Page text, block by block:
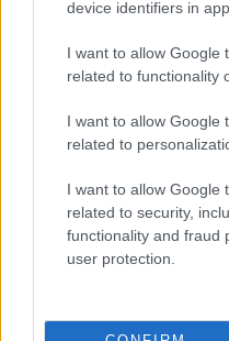
device identifiers in
I want to allow Google
related to functionality
I want to allow Google
related to
I want to allow Google
related to security,
functionality and fraud
user protection.
KAPCSOLÓDÓ HÍREK
Még jobban
Az Apple nem dobja a
fontos iPhone beállítás
Az iPhone 18 Pro már